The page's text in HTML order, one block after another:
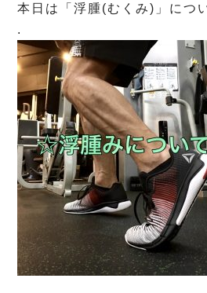
本日は「浮腫(むくみ)」につ
.